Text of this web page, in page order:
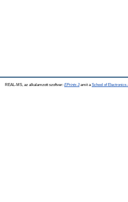
REAL-MS, az alkalamzott szoftver: EPrints 3amit a School of Electronics